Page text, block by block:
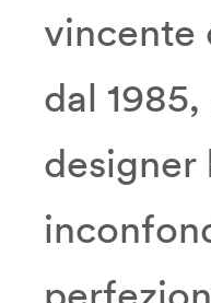
vincente
dal
designer